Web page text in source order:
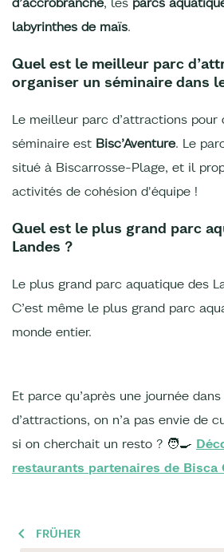
labyrinthes de maïs.
Quel est le meilleur parc
organiser un séminaire dans
Le meilleur parc d’attractions pour
séminaire est Bisc’Aventure. Le
situé à Biscarrosse-Plage, et il
activités de cohésion d'équipe !
Quel est le plus grand parc
Landes ?
Le plus grand parc aquatique des
C’est même le plus grand parc
monde entier.
Et parce qu’après une journée
d’attractions, on n’a pas envie de
si on cherchait un resto ? 🧑‍🍳
restaurants partenaires de Bisca
FRÜHER